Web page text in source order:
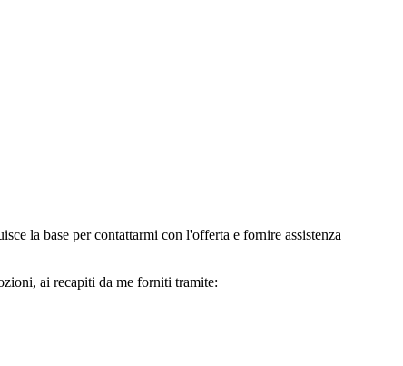
la base per contattarmi con l'offerta e fornire assistenza
ai recapiti da me forniti tramite: